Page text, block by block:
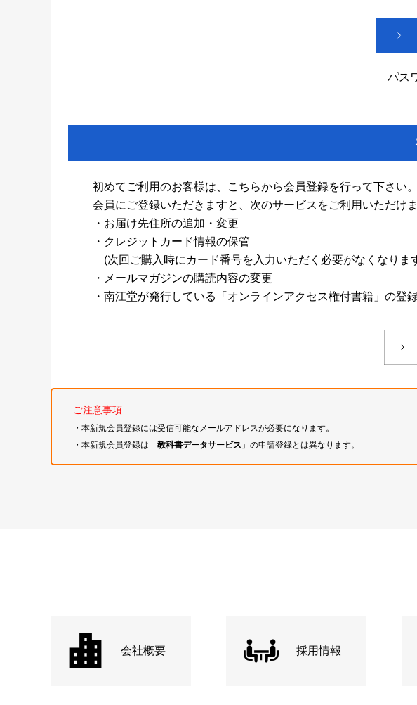
パス
初めてご利用のお客様は、こちらから会員登録を行って下さい。
会員にご登録いただきますと、次のサービスをご利用いただけま
・お届け先住所の追加・変更
・クレジットカード情報の保管
(次回ご購入時にカード番号を入力いただく必要がなくなりま
・メールマガジンの購読内容の変更
・南江堂が発行している「オンラインアクセス権付書籍」の登
ご注意事項
・本新規会員登録には受信可能なメールアドレスが必要になります。
・本新規会員登録は「教科書データサービス 」の申請登録とは異なります。
会社概要 採用情報